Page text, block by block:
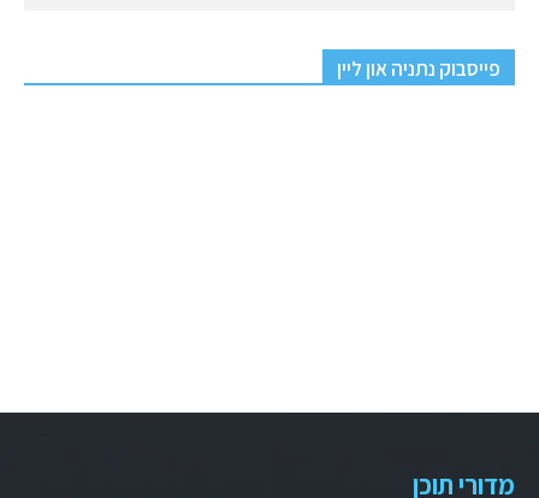
פייסבוק נתניה און ליין
מדורי תוכן